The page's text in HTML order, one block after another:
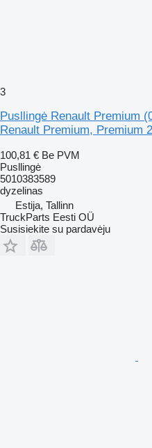
3
Pusllingė Renault Premium
Renault Premium, Premium
100,81 € Be PVM
Pusllingė
5010383589
dyzelinas
Estija, Tallinn
TruckParts Eesti OÜ
Susisiekite su pardavėju